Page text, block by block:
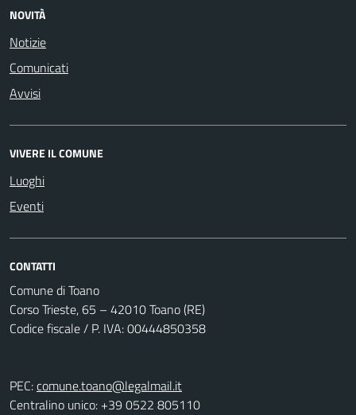
NOVITÀ
Notizie
Comunicati
Avvisi
VIVERE IL COMUNE
Luoghi
Eventi
CONTATTI
Comune di Toano
Corso Trieste, 65 – 42010 Toano (RE)
Codice fiscale / P. IVA: 00444850358
PEC:comune.toano@legalmail.it
Centralino unico: +39 0522 805110